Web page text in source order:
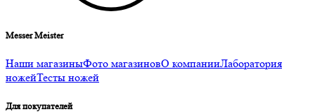
Messer Meister
Наши магазиныФото магазиновО компанииЛаборатория
ножейТесты ножей
Для покупателей